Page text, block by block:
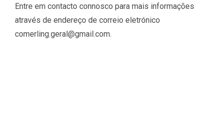
Entre em contacto connosco para mais informações
através de endereço de correio eletrónico
comerling.geral@gmail.com.